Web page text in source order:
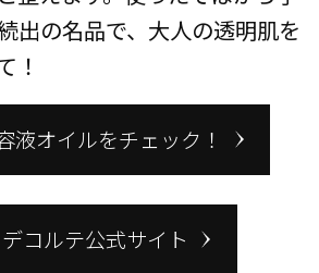
出の名品で、大人の透明肌を
！
液オイルをチェック！
コルテ公式サイト